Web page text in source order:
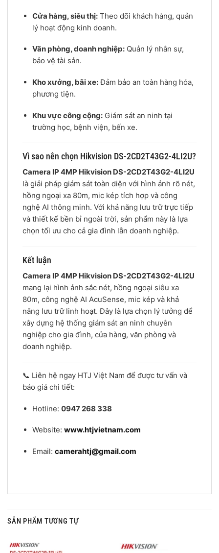
Cửa hàng, siêu thị:Theo dõi khách hàng, quản
lý hoạt động kinh doanh.
Văn phòng, doanh nghiệp:Quản lý nhân sự,
bảo vệ tài sản.
Kho xưởng, bãi xe:Đảm bảo an toàn hàng hóa,
phương tiện.
Khu vực công cộng:Giám sát an ninh tại
trường học, bệnh viện, bến xe.
Vì sao nên chọn Hikvision DS-2CD2T43G2-4LI2U?
Camera IP 4MP Hikvision DS-2CD2T43G2-4LI2U
là giải pháp giám sát toàn diện với hình ảnh rõ nét,
hồng ngoại xa 80m, mic kép tích hợp và công
nghệ AI thông minh. Với khả năng lưu trữ trực tiếp
và thiết kế bền bỉ ngoài trời, sản phẩm này là lựa
chọn tối ưu cho cả gia đình lẫn doanh nghiệp.
Kết luận
Camera IP 4MP Hikvision DS-2CD2T43G2-4LI2U
mang lại hình ảnh sắc nét, hồng ngoại siêu xa
80m, công nghệ AI AcuSense, mic kép và khả
năng lưu trữ linh hoạt. Đây là lựa chọn lý tưởng để
xây dựng hệ thống giám sát an ninh chuyên
nghiệp cho gia đình, cửa hàng, văn phòng và
doanh nghiệp.
📞 Liên hệ ngay HTJ Việt Nam để được tư vấn và
báo giá chi tiết:
Hotline: 0947 268 338
Website: www.htjvietnam.com
Email: camerahtj@gmail.com
SẢN PHẨM TƯƠNG TỰ